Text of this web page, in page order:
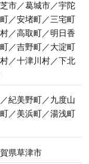
市／葛城市／宇陀
／安堵町／三宅町
／高取町／明日香
／吉野町／大淀町
／十津川村／下北
紀美野町／九度山
／美浜町／湯浅町
県草津市